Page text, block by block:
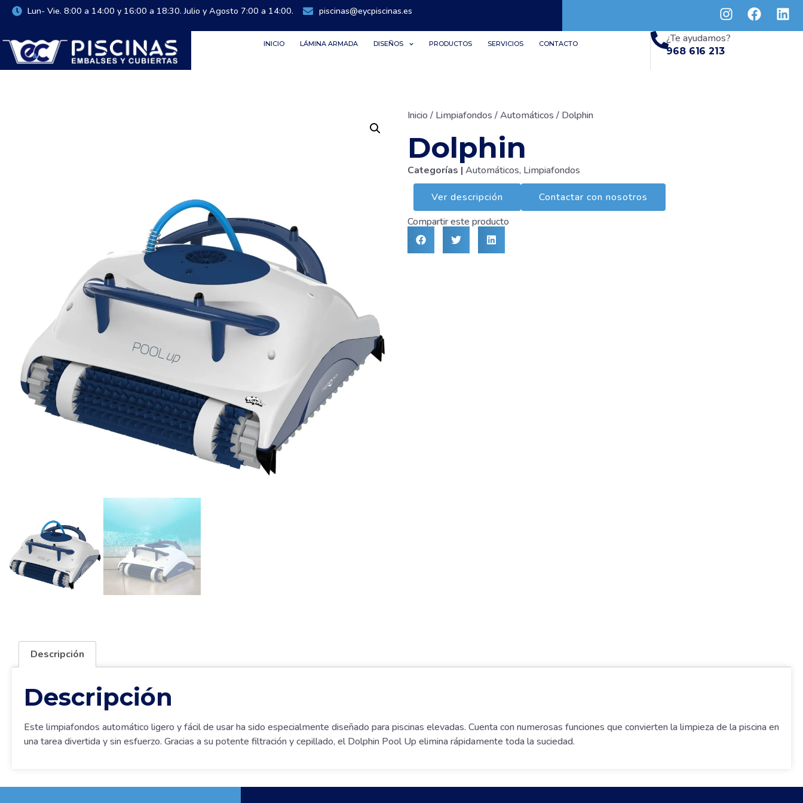
Lun- Vie. 8:00 a 14:00 y 16:00 a 18:30. Julio y Agosto 7:00 a 14:00. piscinas@eycpiscinas.es
INICIO LÁMINA ARMADA DISEÑOS PRODUCTOS SERVICIOS CONTACTO ¿Te ayudamos?
968 616 213
Inicio / Limpiafondos /Automáticos / Dolphin
Dolphin
Categorías | Automáticos, Limpiafondos
Ver descripción
Contactar con nosotros
Compartir este producto
Descripción
Descripción
Este limpiafondos automático ligero y fácil de usar ha sido especialmente diseñado para piscinas elevadas. Cuenta con numerosas funciones que convierten la limpieza de la piscina en
una tarea divertida y sin esfuerzo. Gracias a su potente filtración y cepillado, el Dolphin Pool Up elimina rápidamente toda la suciedad.